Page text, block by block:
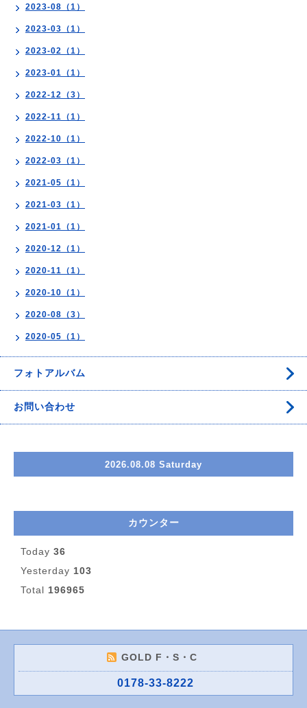
2023-08（1）
2023-03（1）
2023-02（1）
2023-01（1）
2022-12（3）
2022-11（1）
2022-10（1）
2022-03（1）
2021-05（1）
2021-03（1）
2021-01（1）
2020-12（1）
2020-11（1）
2020-10（1）
2020-08（3）
2020-05（1）
フォトアルバム
お問い合わせ
2026.08.08 Saturday
カウンター
Today 36
Yesterday 103
Total 196965
GOLD F・S・C
0178-33-8222